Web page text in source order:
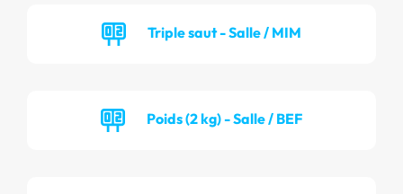
Triple saut - Salle / MIM
Poids (2 kg) - Salle / BEF